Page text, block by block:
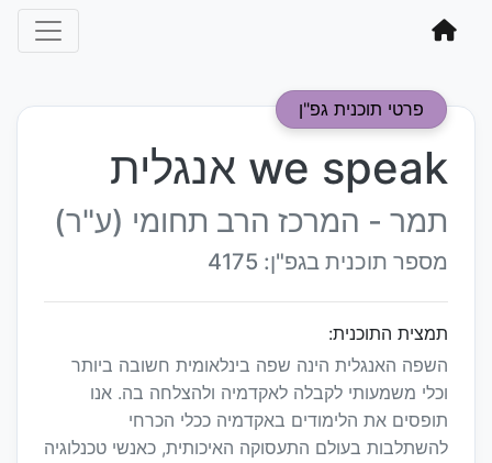
פרטי תוכנית גפ"ן
we speak אנגלית
תמר - המרכז הרב תחומי (ע"ר)
מספר תוכנית בגפ"ן: 4175
תמצית התוכנית:
השפה האנגלית הינה שפה בינלאומית חשובה ביותר
וכלי משמעותי לקבלה לאקדמיה ולהצלחה בה. אנו
תופסים את הלימודים באקדמיה ככלי הכרחי
להשתלבות בעולם התעסוקה האיכותית, כאנשי טכנלוגיה